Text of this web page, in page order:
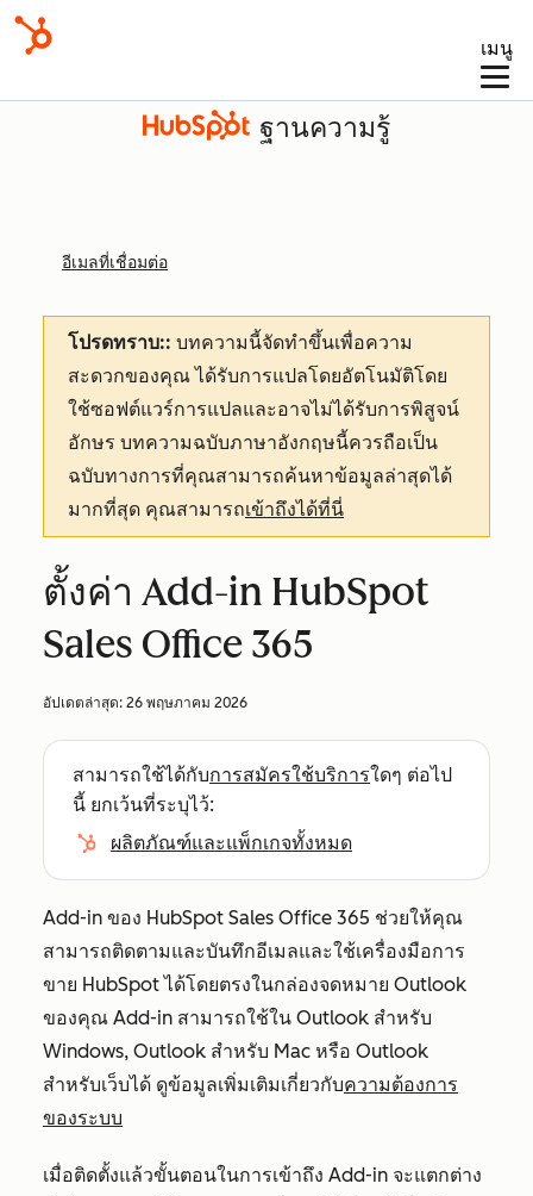
เมนู
ฐานความรู้
อีเมลที่เชื่อมต่อ
โปรดทราบ:: บทความนี้จัดทำขึ้นเพื่อความ
สะดวกของคุณได้รับการแปลโดยอัตโนมัติโดย
ใช้ซอฟต์แวร์การแปลและอาจไม่ได้รับการพิสูจน์
อักษร บทความฉบับภาษาอังกฤษนี้ควรถือเป็น
ฉบับทางการที่คุณสามารถค้นหาข้อมูลล่าสุดได้
มากที่สุด คุณสามารถเข้าถึงได้ที่นี่
ตั้งค่า Add-in HubSpot
Sales Office 365
อัปเดตล่าสุด: 26 พฤษภาคม 2026
สามารถใช้ได้กับการสมัครใช้บริการใดๆ ต่อไป
นี้ ยกเว้นที่ระบุไว้:
ผลิตภัณฑ์และแพ็กเกจทั้งหมด
Add-in ของ HubSpot Sales Office 365 ช่วยให้คุณ
สามารถติดตามและบันทึกอีเมลและใช้เครื่องมือการ
ขาย HubSpot ได้โดยตรงในกล่องจดหมาย Outlook
ของคุณ Add-in สามารถใช้ใน Outlook สำหรับ
Windows, Outlook สำหรับ Mac หรือ Outlook
สำหรับเว็บได้ ดูข้อมูลเพิ่มเติมเกี่ยวกับความต้องการ
ของระบบ
เมื่อติดตั้งแล้วขั้นตอนในการเข้าถึง Add-in จะแตกต่าง